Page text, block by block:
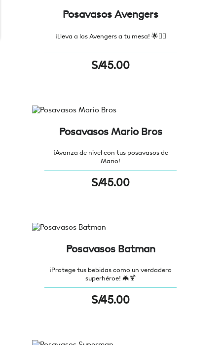
Posavasos Avengers
¡Lleva a los Avengers a tu mesa! 🌟🦸‍♂️
S/45.00
Posavasos Mario Bros
¡Avanza de nivel con tus posavasos de
Mario!
S/45.00
Posavasos Batman
¡Protege tus bebidas como un verdadero
superhéroe! 🦇🍹
S/45.00